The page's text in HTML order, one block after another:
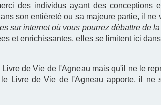
des individus ayant des conceptions
son entièreté ou sa majeure partie, il ne
sur internet où vous pourrez débattre de
et enrichissantes, elles se limitent ici
de Vie de l'Agneau mais qu'il ne le
Livre de Vie de l'Agneau apporte, il ne